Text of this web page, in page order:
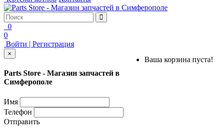
0
0
Ваша корзина пуста!
Войти | Регистрация
×
Parts Store - Магазин запчастей в
Симферополе
Имя
Телефон
Отправить